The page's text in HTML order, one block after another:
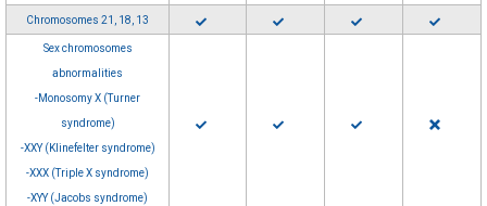
Chromosomes 21, 18, 13
Sex chromosomes
abnormalities
-Monosomy X (Turner
syndrome)
-XXY (Klinefelter syndrome)
-XXX (Triple X syndrome)
-XYY (Jacobs syndrome)